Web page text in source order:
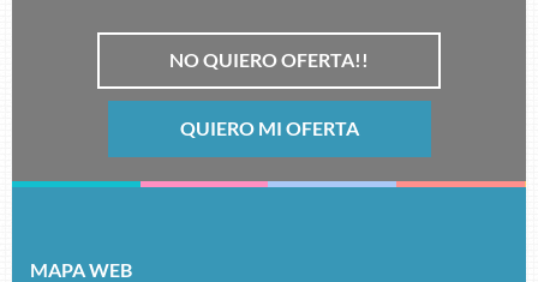
NO QUIERO OFERTA!!
QUIERO MI OFERTA
MAPA WEB